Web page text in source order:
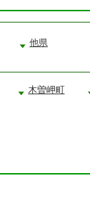
他県
木曽岬町